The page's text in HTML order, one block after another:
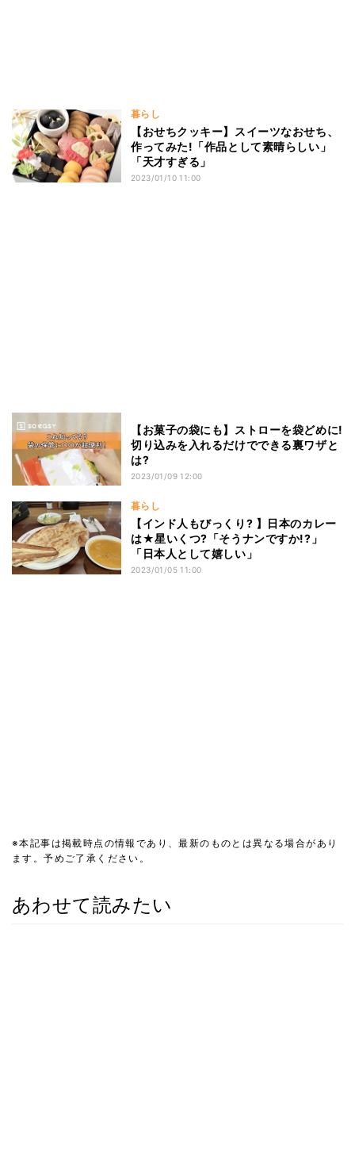
暮らし
【おせちクッキー】スイーツなおせち、
作ってみた!「作品として素晴らしい」
「天才すぎる」
2023/01/10 11:00
【お菓子の袋にも】ストローを袋どめに!
切り込みを入れるだけでできる裏ワザと
は?
2023/01/09 12:00
暮らし
【インド人もびっくり? 】日本のカレー
は★星いくつ?「そうナンですか!?」
「日本人として嬉しい」
2023/01/05 11:00
※本記事は掲載時点の情報であり、最新のものとは異なる場合があり
ます。予めご了承ください。
あわせて読みたい